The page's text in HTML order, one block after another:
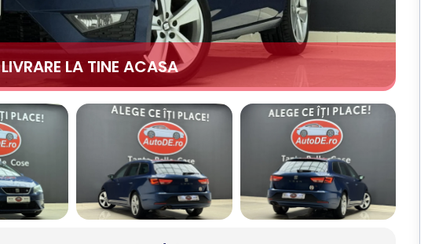
LIVRARE LA TINE ACASA